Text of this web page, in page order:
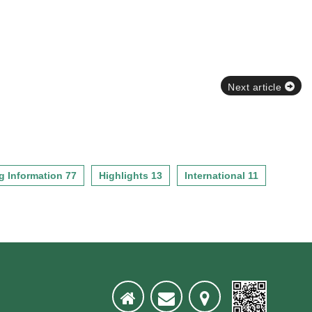
Next article
Information 77 Highlights 13 International 11